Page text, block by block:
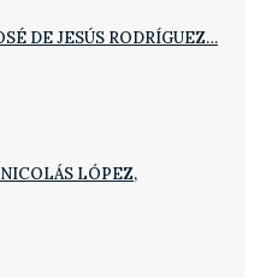
DE JESÚS RODRÍGUEZ…
LÓPEZ,